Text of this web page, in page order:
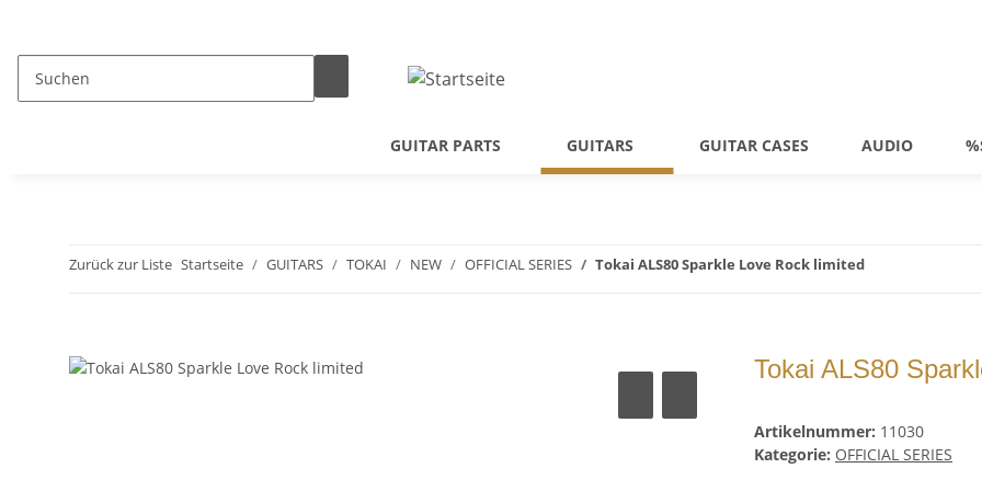
GUITAR PARTS GUITARS GUITAR CASES AUDIO
Zurück zur Liste Startseite GUITARS TOKAI NEW OFFICIAL SERIES Tokai ALS80 Sparkle Love Rock limited
Tokai ALS80
Artikelnummer: 11030
Kategorie: OFFICIAL SERIES